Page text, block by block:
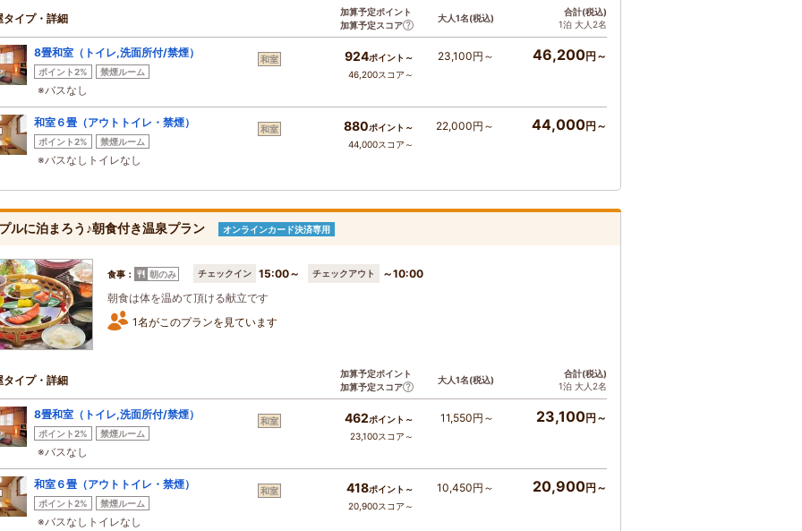
タイプ・詳細
加算予定ポイント
加算予定スコア
大人1名(税込)
合計(税込)
1泊 大人2名
8畳和室（トイレ,洗面所付/禁煙）
ポイント2% 禁煙ルーム
※バスなし
和室 924ポイント～
46,200スコア～
23,100円～ 46,200円～
和室６畳（アウトトイレ・禁煙）
ポイント2% 禁煙ルーム
※バスなしトイレなし
和室 880ポイント～
44,000スコア～
22,000円～ 44,000円～
ルに泊まろう♪朝食付き温泉プラン オンラインカード決済専用
食事： 朝のみ チェックイン 15:00～ チェックアウト
～10:00
朝食は体を温めて頂ける献立です
1名がこのプランを見ています
タイプ・詳細
加算予定ポイント
加算予定スコア
大人1名(税込)
合計(税込)
1泊 大人2名
8畳和室（トイレ,洗面所付/禁煙）
ポイント2% 禁煙ルーム
※バスなし
和室 462ポイント～
23,100スコア～
11,550円～ 23,100円～
和室６畳（アウトトイレ・禁煙）
ポイント2% 禁煙ルーム
※バスなしトイレなし
和室 418ポイント～
20,900スコア～
10,450円～ 20,900円～